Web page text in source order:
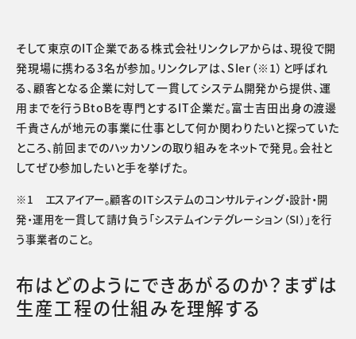
そして東京のIT企業である株式会社リンクレアからは、現役で開
発現場に携わる3名が参加。リンクレアは、SIer（※1）と呼ばれ
る、顧客となる企業に対して一貫してシステム開発から提供、運
用までを行うBtoBを専門とするIT企業だ。富士吉田出身の渡邊
千貴さんが地元の事業に仕事として何か関わりたいと探っていた
ところ、前回までのハッカソンの取り組みをネットで発見。会社と
してぜひ参加したいと手を挙げた。
※1 エスアイアー。顧客のITシステムのコンサルティング・設計・開
発・運用を一貫して請け負う「システムインテグレーション（SI）」を行
う事業者のこと。
布はどのようにできあがるのか？まずは
生産工程の仕組みを理解する